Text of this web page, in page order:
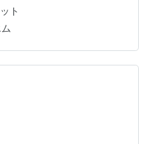
てください。
さて、今回はタイトル
ディプラスに入社して2年
までを振り返ったり最近
いてみたいと思います。
ト